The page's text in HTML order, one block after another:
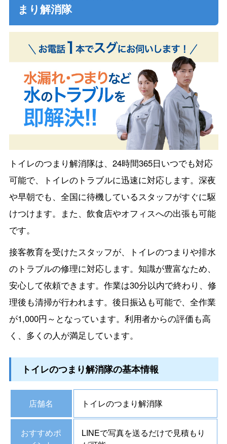
まり解消隊
トイレのつまり解消隊は、24時間365日いつでも対応
可能で、トイレのトラブルに迅速に対応します。深夜
や早朝でも、全国に待機しているスタッフがすぐに駆
けつけます。また、飲食店やオフィスへの出張も可能
です。
接客教育を受けたスタッフが、トイレのつまりや排水
のトラブルの修理に対応します。知識が豊富なため、
安心して依頼できます。作業は30分以内で終わり、修
理後も清掃が行われます。後日振込も可能で、全作業
が1,000円～となっています。利用者からの評価も高
く、多くの人が満足しています。
トイレのつまり解消隊の基本情報
店舗名 トイレのつまり解消隊
おすすめポ
LINEで写真を送るだけで見積もり